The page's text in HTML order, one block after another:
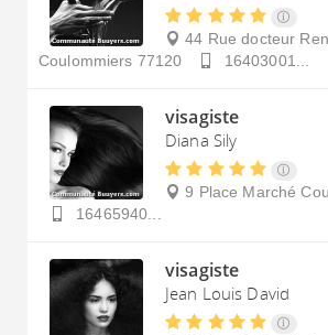
44 Rue docteur
Coulommiers 77120 16403001...
visagiste
Diana Sily
9 Place Marché
16465940...
visagiste
Jean Louis David